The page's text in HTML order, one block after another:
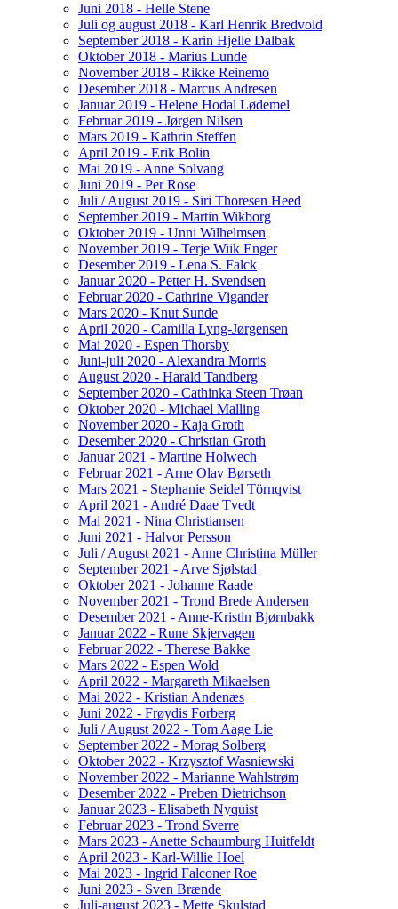
Juni 2018 - Helle Stene
Juli og august 2018 - Karl Henrik Bredvold
September 2018 - Karin Hjelle Dalbak
Oktober 2018 - Marius Lunde
November 2018 - Rikke Reinemo
Desember 2018 - Marcus Andresen
Januar 2019 - Helene Hodal Lødemel
Februar 2019 - Jørgen Nilsen
Mars 2019 - Kathrin Steffen
April 2019 - Erik Bolin
Mai 2019 - Anne Solvang
Juni 2019 - Per Rose
Juli / August 2019 - Siri Thoresen Heed
September 2019 - Martin Wikborg
Oktober 2019 - Unni Wilhelmsen
November 2019 - Terje Wiik Enger
Desember 2019 - Lena S. Falck
Januar 2020 - Petter H. Svendsen
Februar 2020 - Cathrine Vigander
Mars 2020 - Knut Sunde
April 2020 - Camilla Lyng-Jørgensen
Mai 2020 - Espen Thorsby
Juni-juli 2020 - Alexandra Morris
August 2020 - Harald Tandberg
September 2020 - Cathinka Steen Trøan
Oktober 2020 - Michael Malling
November 2020 - Kaja Groth
Desember 2020 - Christian Groth
Januar 2021 - Martine Holwech
Februar 2021 - Arne Olav Børseth
Mars 2021 - Stephanie Seidel Törnqvist
April 2021 - André Daae Tvedt
Mai 2021 - Nina Christiansen
Juni 2021 - Halvor Persson
Juli / August 2021 - Anne Christina Müller
September 2021 - Arve Sjølstad
Oktober 2021 - Johanne Raade
November 2021 - Trond Brede Andersen
Desember 2021 - Anne-Kristin Bjørnbakk
Januar 2022 - Rune Skjervagen
Februar 2022 - Therese Bakke
Mars 2022 - Espen Wold
April 2022 - Margareth Mikaelsen
Mai 2022 - Kristian Andenæs
Juni 2022 - Frøydis Forberg
Juli / August 2022 - Tom Aage Lie
September 2022 - Morag Solberg
Oktober 2022 - Krzysztof Wasniewski
November 2022 - Marianne Wahlstrøm
Desember 2022 - Preben Dietrichson
Januar 2023 - Elisabeth Nyquist
Februar 2023 - Trond Sverre
Mars 2023 - Anette Schaumburg Huitfeldt
April 2023 - Karl-Willie Hoel
Mai 2023 - Ingrid Falconer Roe
Juni 2023 - Sven Brænde
Juli-august 2023 - Mette Skulstad